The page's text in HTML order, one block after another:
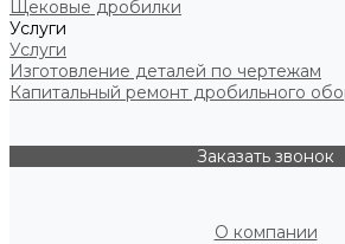
Щековые дробилки
Услуги
Услуги
Изготовление деталей по чертежам
Капитальный ремонт дробильного
Заказать звонок
О компании